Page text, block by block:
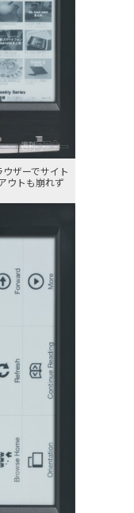
ザーでサイト
ウトも崩れず